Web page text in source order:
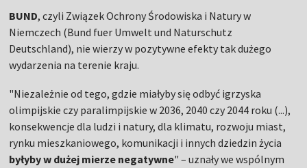
BUND, czyli Związek Ochrony Środowiska i Natury w
Niemczech (Bund fuer Umwelt und Naturschutz
Deutschland), nie wierzy w pozytywne efekty tak dużego
wydarzenia na terenie kraju.
"Niezależnie od tego, gdzie miałyby się odbyć igrzyska
olimpijskie czy paralimpijskie w 2036, 2040 czy 2044 roku (...),
konsekwencje dla ludzi i natury, dla klimatu, rozwoju miast,
rynku mieszkaniowego, komunikacji i innych dziedzin życia
byłyby w dużej mierze negatywne" – uznały we wspólnym